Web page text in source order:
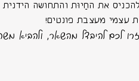
את החַיוּת והתחושה הידנית
עצמי מעצבת פונטים!
לכם להיבדל מהשאר, ולהביא